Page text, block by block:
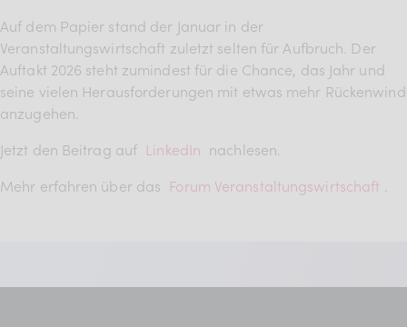
Auf dem Papier stand der Januar in der
Veranstaltungswirtschaft zuletzt selten für Aufbruch. Der
Auftakt 2026 steht zumindest für die Chance, das Jahr und
seine vielen Herausforderungen mit etwas mehr Rückenwind
anzugehen.
Jetzt den Beitrag auf LinkedIn nachlesen.
Mehr erfahren über das Forum Veranstaltungswirtschaft